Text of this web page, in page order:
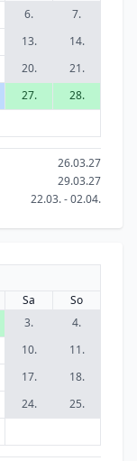
6.
7.
13.
14.
20.
21.
27.
28.
26.03.27
29.03.27
22.03. - 02.04.
Sa
So
3.
4.
10.
11.
17.
18.
24.
25.